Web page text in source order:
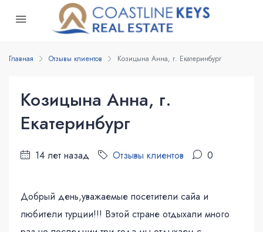
Главная Отзывы клиентов Козицына Анна, г. Екатеринбург
Козицына Анна, г.
Екатеринбург
14 лет назад Отзывы клиентов 0
Добрый день,уважаемые посетители сайа и
любители турции!!! Вэтой стране отдыхали много